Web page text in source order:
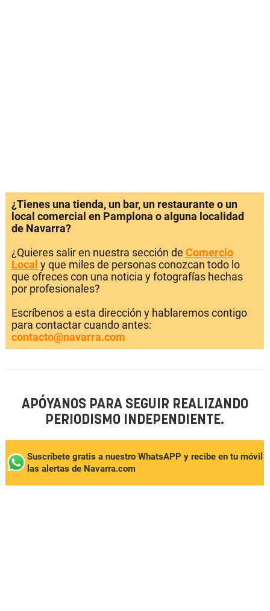
¿Tienes una tienda, un bar, un restaurante o un
local comercial en Pamplona o alguna localidad
de Navarra?
¿Quieres salir en nuestra sección de Comercio
Local y que miles de personas conozcan todo lo
que ofreces con una noticia y fotografías hechas
por profesionales?
Escríbenos a esta dirección y hablaremos contigo
para contactar cuando antes:
contacto@navarra.com
APÓYANOS PARA SEGUIR REALIZANDO
PERIODISMO INDEPENDIENTE.
Suscríbete gratis a nuestro WhatsAPP y recibe en tu móvil
las alertas de Navarra.com